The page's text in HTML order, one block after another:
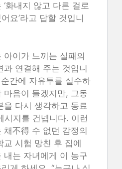
화내지 않고 다른 걸로
요’라고 답할 것입니
아이가 느끼는 실패의
과 연결해 주는 것입니
간에 자유투를 실수하
마음이 들겠지만, 그동
을 다시 생각하고 동료
시지를 건넵니다. 이런
채不得 수 없던 감정의
교 시험 망친 후 집에
내는 자녀에게 이 농구